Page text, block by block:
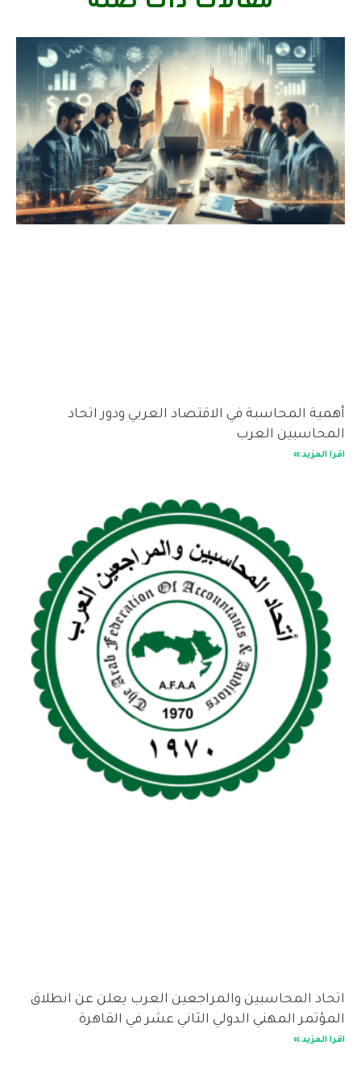
أهمية المحاسبة في الاقتصاد العربي ودور اتحاد
المحاسبين العرب
اقرا المزيد »
اتحاد المحاسبين والمراجعين العرب يعلن عن انطلاق
المؤتمر المهني الدولي الثاني عشر في القاهرة
اقرا المزيد »